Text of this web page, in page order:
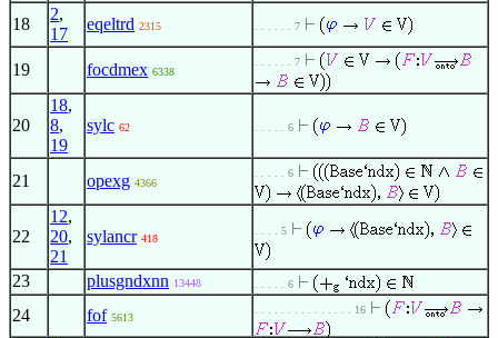
18
2,
17
eqeltrd 2315 . . . . . . 7
19 focdmex 6338
. . . . . . 7
20
18,
8,
19
sylc 62 . . . . . 6
21 opexg 4366
. . . . . 6
22
12,
20,
21
sylancr 418
. . . . 5
23 plusgndxnn 13448 . . . . . 6
24 fof 5613
. . . . . . . . . . . . . . . 16